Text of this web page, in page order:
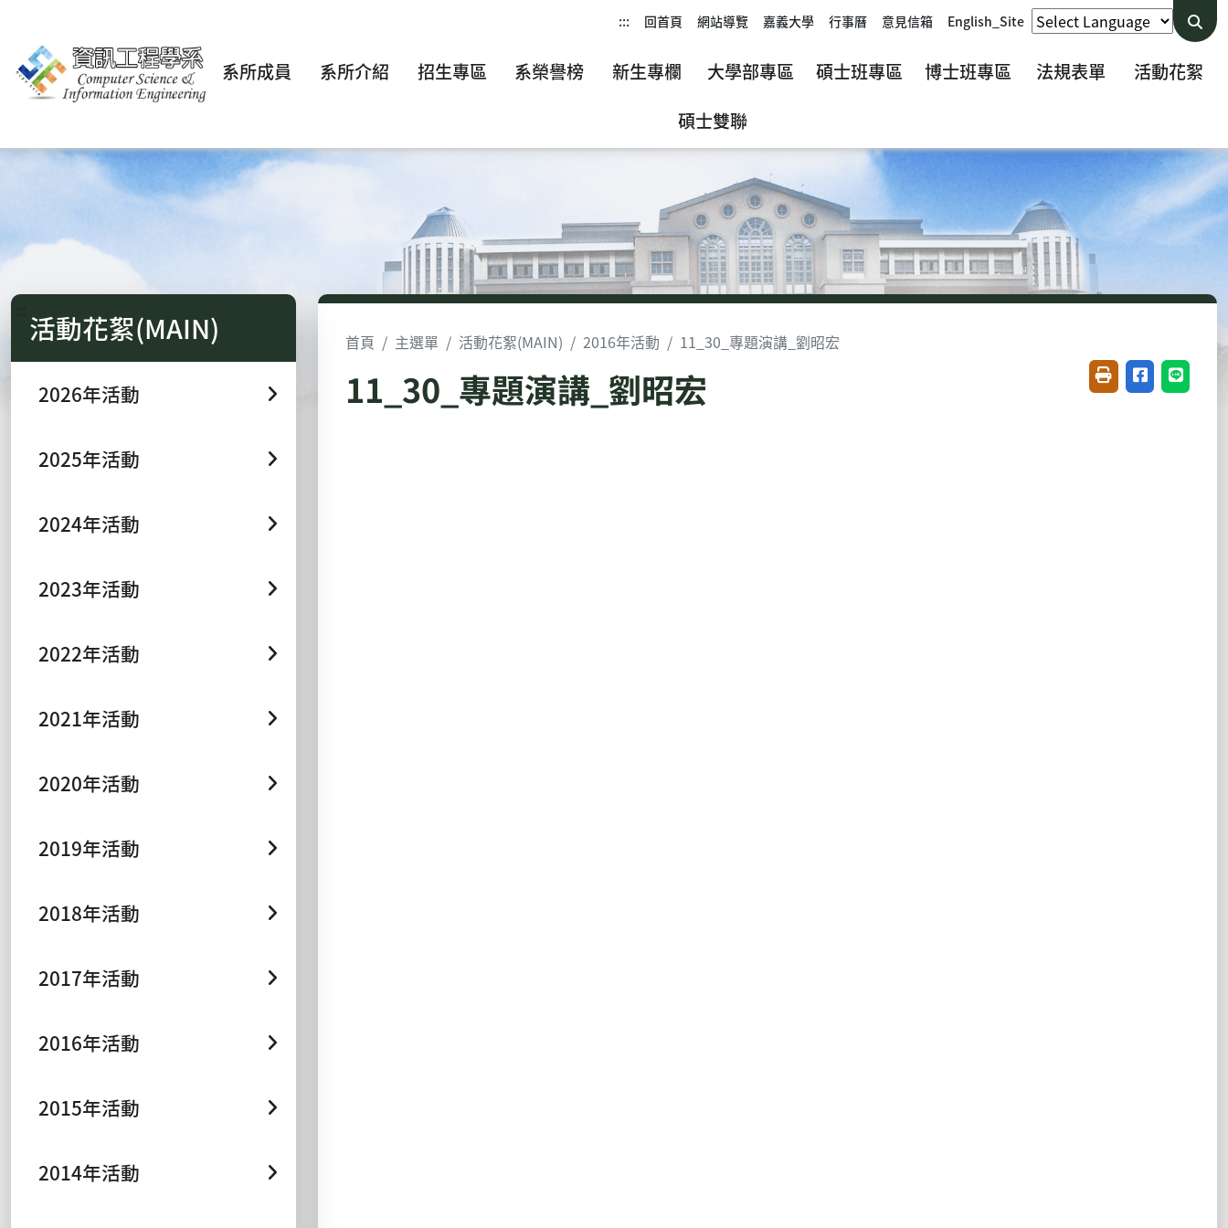
::: 回首頁 網站導覽 嘉義大學 行事曆 意見信箱 English_Site
系所成員 系所介紹 招生專區 系榮譽榜 新生專欄 大學部專區 碩士班專區 博士班專區 法規表單
活動花絮
碩士雙聯
活動花絮(MAIN)
2026年活動
2025年活動
2024年活動
2023年活動
2022年活動
2021年活動
2020年活動
2019年活動
2018年活動
2017年活動
2016年活動
2015年活動
2014年活動
首頁 主選單 活動花絮(MAIN) 2016年活動 11_30_專題演講_劉昭宏
11_30_專題演講_劉昭宏 友善列印(開新視窗)
分享至臉書(
分享至